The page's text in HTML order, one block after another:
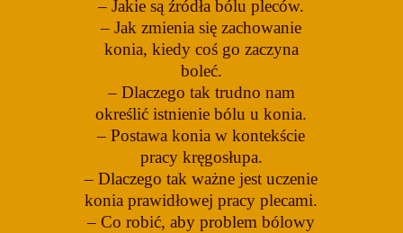
– Jakie są źródła bólu pleców.
– Jak zmienia się zachowanie
konia, kiedy coś go zaczyna
boleć.
– Dlaczego tak trudno nam
określić istnienie bólu u konia.
– Postawa konia w kontekście
pracy kręgosłupa.
– Dlaczego tak ważne jest uczenie
konia prawidłowej pracy plecami.
– Co robić, aby problem bólowy